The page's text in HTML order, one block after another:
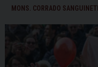
MONS. CORRADO SANGUINETI